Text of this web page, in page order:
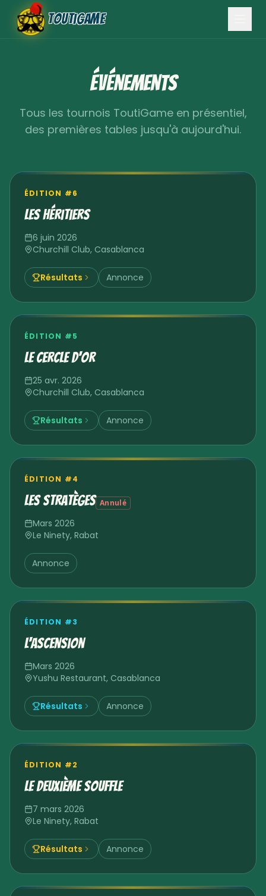
ToutiGame
Événements
Tous les tournois ToutiGame en présentiel,
des premières tables jusqu'à aujourd'hui.
ÉDITION #6
Les Héritiers
6 juin 2026
Churchill Club, Casablanca
Résultats Annonce
ÉDITION #5
Le Cercle d'Or
25 avr. 2026
Churchill Club, Casablanca
Résultats Annonce
ÉDITION #4
Les Stratèges Annulé
Mars 2026
Le Ninety, Rabat
Annonce
ÉDITION #3
L'Ascension
Mars 2026
Yushu Restaurant, Casablanca
Résultats Annonce
ÉDITION #2
Le Deuxième Souffle
7 mars 2026
Le Ninety, Rabat
Résultats Annonce